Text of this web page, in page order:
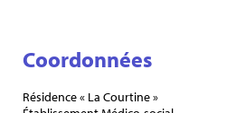
Coordonnées
Résidence « La Courtine »